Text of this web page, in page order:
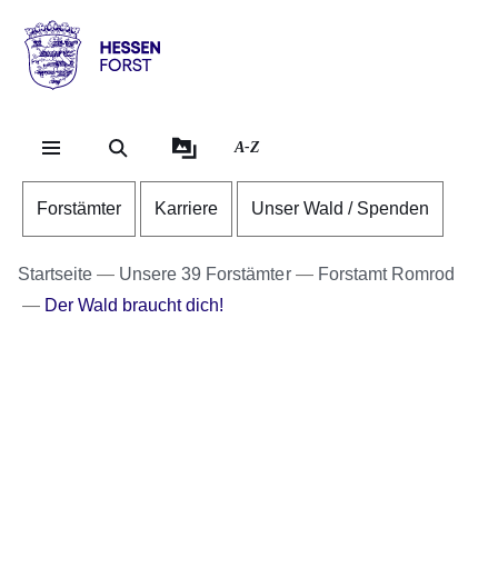
Hessen
Forst
A-Z
Forstämter Karriere Unser Wald / Spenden
Startseite Unsere 39 Forstämter
Forstamt Romrod
Der Wald braucht dich!